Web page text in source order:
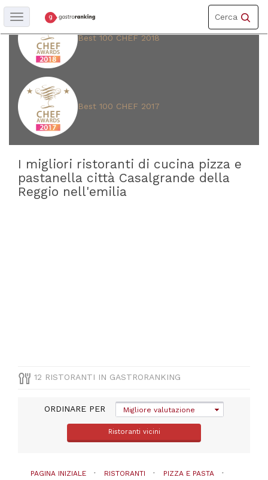
Toggle
navigation
Cerca
Best 100 CHEF 2018
Best 100 CHEF 2017
Toggle
navigation
REGIONE
Emilia-
romagna
PROVINCIA
nell'emilia
I migliori ristoranti di cucina pizza e
pastanella città Casalgrande della
Reggio nell'emilia
12 RISTORANTI IN GASTRORANKING
ORDINARE PER Migliore valutazione
Ristoranti vicini
PAGINA INIZIALE RISTORANTI PIZZA E PASTA